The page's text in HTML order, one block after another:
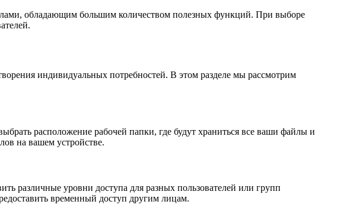
обладающим большим количеством полезных функций. При выборе
индивидуальных потребностей. В этом разделе мы рассмотрим
расположение рабочей папки, где будут храниться все ваши файлы и
на вашем устройстве.
различные уровни доступа для разных пользователей или групп
временный доступ другим лицам.